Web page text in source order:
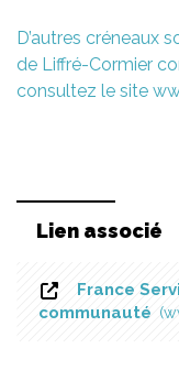
D’autres créneaux
de Liffré-Cormier
consultez le site
Lien associé
France
communauté